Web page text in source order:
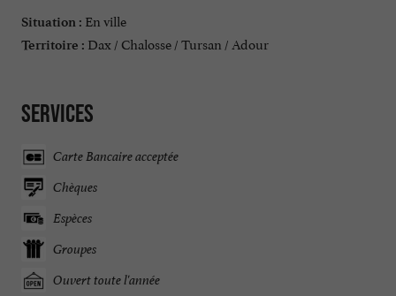
Situation : En ville
Territoire : Dax / Chalosse / Tursan / Adour
Services
Carte Bancaire acceptée
Chèques
Espèces
Groupes
Ouvert toute l'année